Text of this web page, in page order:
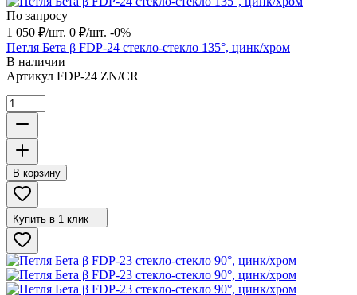
По запросу
1 050 ₽/шт. 0 ₽/шт. -0%
Петля Бета β FDP-24 стекло-стекло 135°, цинк/хром
В наличии
Артикул FDP-24 ZN/CR
В корзину
Купить в 1 клик